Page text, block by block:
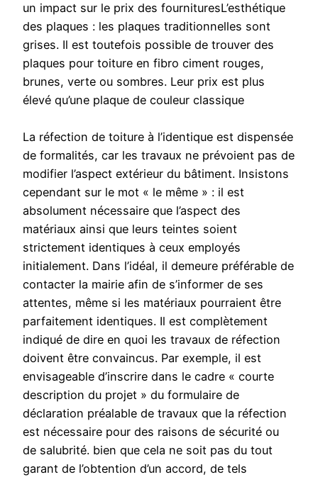
un impact sur le prix des fournituresL’esthétique
des plaques : les plaques traditionnelles sont
grises. Il est toutefois possible de trouver des
plaques pour toiture en fibro ciment rouges,
brunes, verte ou sombres. Leur prix est plus
élevé qu’une plaque de couleur classique
La réfection de toiture à l’identique est dispensée
de formalités, car les travaux ne prévoient pas de
modifier l’aspect extérieur du bâtiment. Insistons
cependant sur le mot « le même » : il est
absolument nécessaire que l’aspect des
matériaux ainsi que leurs teintes soient
strictement identiques à ceux employés
initialement. Dans l’idéal, il demeure préférable de
contacter la mairie afin de s’informer de ses
attentes, même si les matériaux pourraient être
parfaitement identiques. Il est complètement
indiqué de dire en quoi les travaux de réfection
doivent être convaincus. Par exemple, il est
envisageable d’inscrire dans le cadre « courte
description du projet » du formulaire de
déclaration préalable de travaux que la réfection
est nécessaire pour des raisons de sécurité ou
de salubrité. bien que cela ne soit pas du tout
garant de l’obtention d’un accord, de tels